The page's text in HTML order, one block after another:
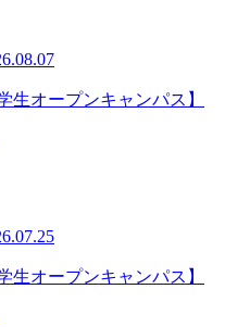
生オープンキャンパス】
生オープンキャンパス】